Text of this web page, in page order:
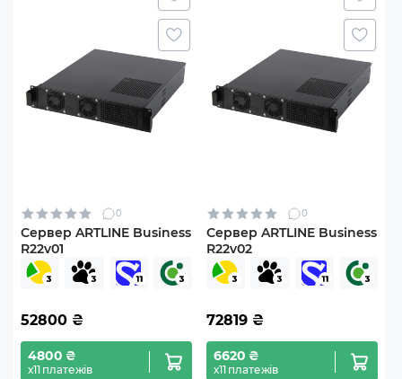
0
Сервер ARTLINE Business
R22v01
52800 ₴
4800 ₴
х11 платежів
0
Сервер ARTLINE Business
R22v02
72819 ₴
6620 ₴
х11 платежів